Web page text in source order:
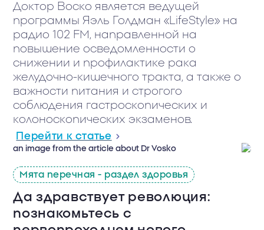
Доктор Воско является ведущей
программы Яэль Голдман «LifeStyle» на
радио 102 FM, направленной на
повышение осведомленности о
снижении и профилактике рака
желудочно-кишечного тракта, а также о
важности питания и строгого
соблюдения гастроскопических и
колоноскопических экзаменов.
Перейти к статье
Мята перечная - раздел здоровья
Да здравствует революция:
познакомьтесь с